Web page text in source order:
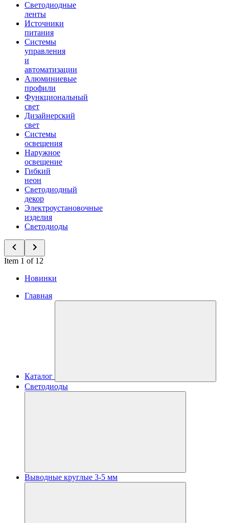
Светодиодные
ленты
Источники
питания
Системы
управления
и
автоматизации
Алюминиевые
профили
Функциональный
свет
Дизайнерский
свет
Системы
освещения
Наружное
освещение
Гибкий
неон
Светодиодный
декор
Электроустановочные
изделия
Светодиоды
Item 1 of 12
Новинки
Главная
Каталог
Светодиоды
Выводные круглые 3-5 мм